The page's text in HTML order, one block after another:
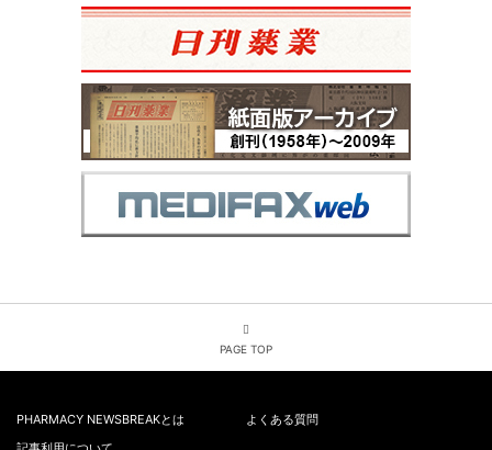
PAGE TOP
PHARMACY NEWSBREAKとは
よくある質問